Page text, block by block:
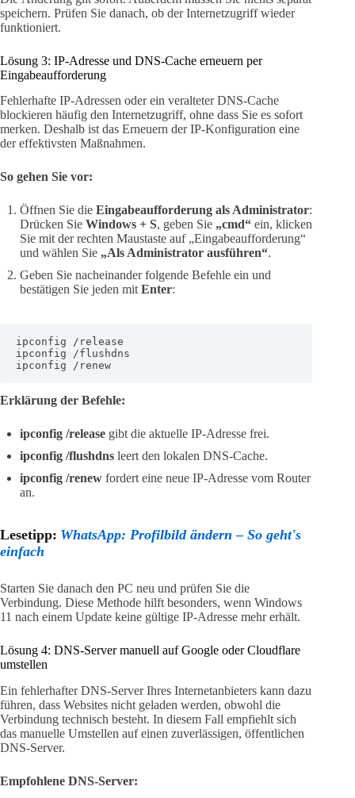
speichern. Prüfen Sie danach, ob der Internetzugriff wieder
funktioniert.
Lösung 3: IP-Adresse und DNS-Cache erneuern per
Eingabeaufforderung
Fehlerhafte IP-Adressen oder ein veralteter DNS-Cache
blockieren häufig den Internetzugriff, ohne dass Sie es sofort
merken. Deshalb ist das Erneuern der IP-Konfiguration eine
der effektivsten Maßnahmen.
So gehen Sie vor:
Öffnen Sie die Eingabeaufforderung als Administrator:
Drücken Sie Windows + S, geben Sie „cmd“ ein, klicken
Sie mit der rechten Maustaste auf „Eingabeaufforderung“
und wählen Sie „Als Administrator ausführen“.
Geben Sie nacheinander folgende Befehle ein und
bestätigen Sie jeden mit Enter:
ipconfig /release
ipconfig /flushdns
ipconfig /renew
Erklärung der Befehle:
ipconfig /release gibt die aktuelle IP-Adresse frei.
ipconfig /flushdns leert den lokalen DNS-Cache.
ipconfig /renew fordert eine neue IP-Adresse vom Router
an.
Lesetipp: WhatsApp: Profilbild ändern – So geht's
einfach
Starten Sie danach den PC neu und prüfen Sie die
Verbindung. Diese Methode hilft besonders, wenn Windows
11 nach einem Update keine gültige IP-Adresse mehr erhält.
Lösung 4: DNS-Server manuell auf Google oder Cloudflare
umstellen
Ein fehlerhafter DNS-Server Ihres Internetanbieters kann dazu
führen, dass Websites nicht geladen werden, obwohl die
Verbindung technisch besteht. In diesem Fall empfiehlt sich
das manuelle Umstellen auf einen zuverlässigen, öffentlichen
DNS-Server.
Empfohlene DNS-Server: